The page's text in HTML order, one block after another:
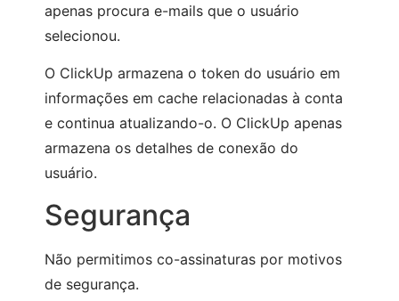
apenas procura e-mails que o usuário
selecionou.
O ClickUp armazena o token do usuário em
informações em cache relacionadas à conta
e continua atualizando-o. O ClickUp apenas
armazena os detalhes de conexão do
usuário.
Segurança
Não permitimos co-assinaturas por motivos
de segurança.